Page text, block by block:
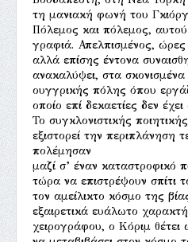
τη μανιακή φωνή του
Πόλεμος και πόλεμος, αυτού
γραφιά. Απελπισμένος,
αλλά επίσης έντονα
ανακαλύψει, στα
ουγγρικής πόλης όπου
οποίο επί δεκαετίες δεν έχει
Το συγκλονιστικής
εξιστορεί την περιπλάνηση
πολέμησαν
μαζί σ’ έναν καταστροφικό
τώρα να επιστρέψουν σπίτι
τον αμείλικτο κόσμο της
εξαιρετικά ευάλωτο
χειρογράφου, ο Κόριμ